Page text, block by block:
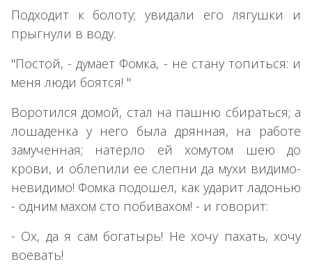
Подходит к болоту; увидали его лягушки и
прыгнули в воду.
"Постой, - думает Фомка, - не стану топиться: и
меня люди боятся! "
Воротился домой, стал на пашню сбираться; а
лошаденка у него была дрянная, на работе
замученная; натерло ей хомутом шею до
крови, и облепили ее слепни да мухи видимо-
невидимо! Фомка подошел, как ударит ладонью
- одним махом сто побивахом! - и говорит:
- Ох, да я сам богатырь! Не хочу пахать, хочу
воевать!